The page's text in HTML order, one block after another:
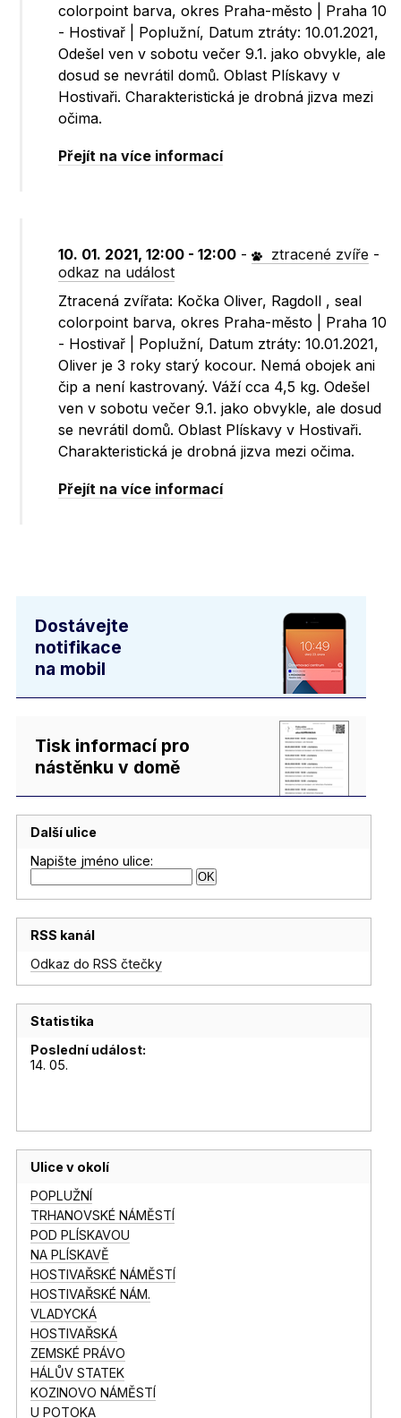
colorpoint barva, okres Praha-město | Praha 10
- Hostivař | Poplužní, Datum ztráty: 10.01.2021,
Odešel ven v sobotu večer 9.1. jako obvykle, ale
dosud se nevrátil domů. Oblast Plískavy v
Hostivaři. Charakteristická je drobná jizva mezi
očima.
Přejít na více informací
10. 01. 2021, 12:00 - 12:00 - ztracené zvíře -
odkaz na událost
Ztracená zvířata: Kočka Oliver, Ragdoll , seal
colorpoint barva, okres Praha-město | Praha 10
- Hostivař | Poplužní, Datum ztráty: 10.01.2021,
Oliver je 3 roky starý kocour. Nemá obojek ani
čip a není kastrovaný. Váží cca 4,5 kg. Odešel
ven v sobotu večer 9.1. jako obvykle, ale dosud
se nevrátil domů. Oblast Plískavy v Hostivaři.
Charakteristická je drobná jizva mezi očima.
Přejít na více informací
Dostávejte
notifikace
na mobil
Tisk informací pro
nástěnku v domě
Další ulice
Napište jméno ulice:
RSS kanál
Odkaz do RSS čtečky
Statistika
Poslední událost:
14. 05.
Ulice v okolí
POPLUŽNÍ
TRHANOVSKÉ NÁMĚSTÍ
POD PLÍSKAVOU
NA PLÍSKAVĚ
HOSTIVAŘSKÉ NÁMĚSTÍ
HOSTIVAŘSKÉ NÁM.
VLADYCKÁ
HOSTIVAŘSKÁ
ZEMSKÉ PRÁVO
HÁLŮV STATEK
KOZINOVO NÁMĚSTÍ
U POTOKA